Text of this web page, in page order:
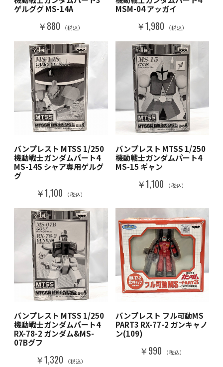
ゲルググ MS-14A
￥880 （税込）
MSM-04 アッガイ
￥1,980 （税込）
バンプレスト MTSS 1/250
機動戦士ガンダムパート4
MS-14S シャア専用ゲルグ
グ
￥1,100 （税込）
バンプレスト MTSS 1/250
機動戦士ガンダムパート4
MS-15 ギャン
￥1,100 （税込）
バンプレスト MTSS 1/250
機動戦士ガンダムパート4
RX-78-2 ガンダム&MS-
07Bグフ
￥1,320 （税込）
バンプレスト フル可動MS
PART3 RX-77-2 ガンキャノ
ン(109)
￥990 （税込）